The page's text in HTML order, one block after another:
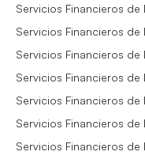
Servicios Financieros
Servicios Financieros
Servicios Financieros
Servicios Financieros
Servicios Financieros
Servicios Financieros
Servicios Financieros